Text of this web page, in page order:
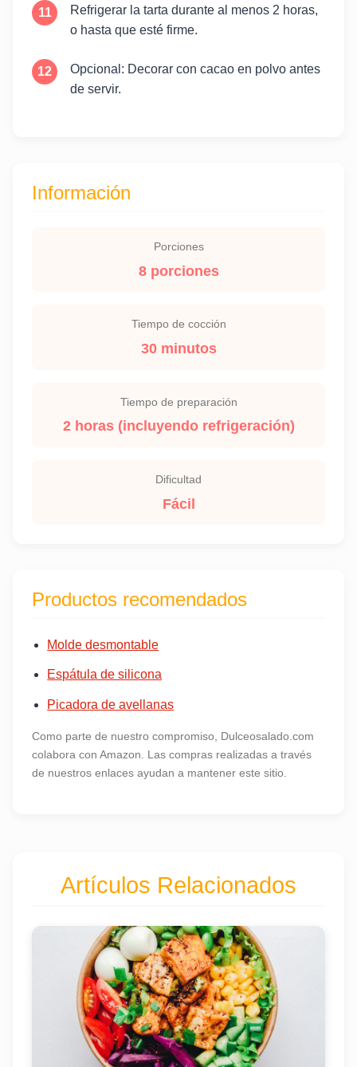
Refrigerar la tarta durante al menos 2 horas,
o hasta que esté firme.
Opcional: Decorar con cacao en polvo antes
de servir.
Información
Porciones
8 porciones
Tiempo de cocción
30 minutos
Tiempo de preparación
2 horas (incluyendo refrigeración)
Dificultad
Fácil
Productos recomendados
Molde desmontable
Espátula de silicona
Picadora de avellanas
Como parte de nuestro compromiso, Dulceosalado.com
colabora con Amazon. Las compras realizadas a través
de nuestros enlaces ayudan a mantener este sitio.
Artículos Relacionados